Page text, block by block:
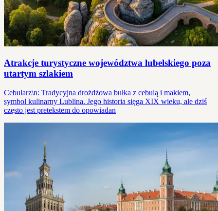
Atrakcje turystyczne województwa lubelskiego poza
utartym szlakiem
Cebularz\n: Tradycyjna drożdżowa bułka z cebulą i makiem,
symbol kulinarny Lublina. Jego historia sięga XIX wieku, ale dziś
często jest pretekstem do opowiadan